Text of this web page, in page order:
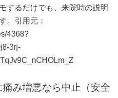
するだけでも、来院時の説明
。引用元：
4368?
3rj-
み増悪なら中止（安全